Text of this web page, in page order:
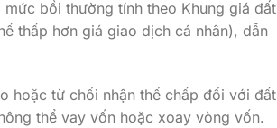
bồi thường tính theo Khung giá đất
thấp hơn giá giao dịch cá nhân), dẫn
hoặc từ chối nhận thế chấp đối với đất
thể vay vốn hoặc xoay vòng vốn.